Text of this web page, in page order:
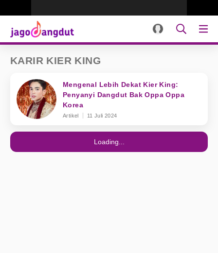
KARIR KIER KING
Mengenal Lebih Dekat Kier King:
Penyanyi Dangdut Bak Oppa Oppa
Korea
Artikel 11 Juli 2024
Loading...